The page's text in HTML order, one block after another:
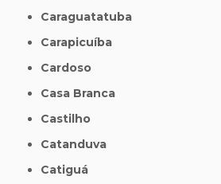
Caraguatatuba
Carapicuíba
Cardoso
Casa Branca
Castilho
Catanduva
Catiguá